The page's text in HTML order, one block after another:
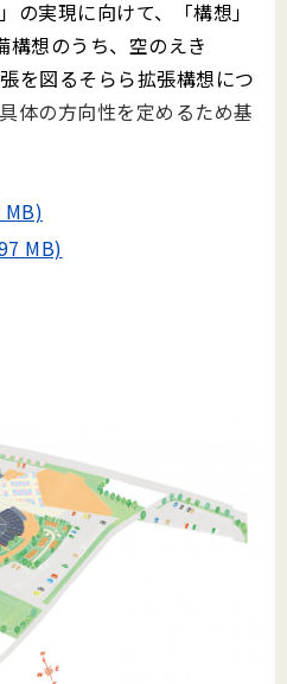
の実現に向けて、「構想」
構想のうち、空のえき
を図るそらら拡張構想につ
体の方向性を定めるため基
MB)